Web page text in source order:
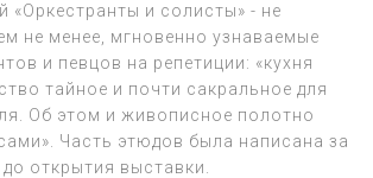
«Оркестранты и солисты» - не
не менее, мгновенно узнаваемые
и певцов на репетиции: «кухня
тайное и почти сакральное для
Об этом и живописное полотно
Часть этюдов была написана за
открытия выставки.